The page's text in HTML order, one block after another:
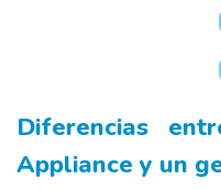
Diferencias
Appliance y un